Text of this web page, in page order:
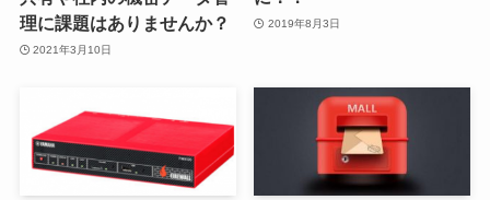
理に課題はありませんか？
2021年3月10日
2019年8月3日